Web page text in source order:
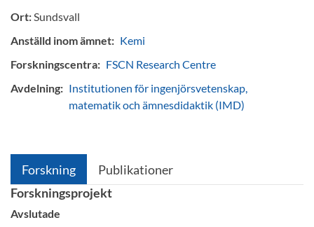
Ort:Sundsvall
Anställd inom ämnet: Kemi
Forskningscentra: FSCN Research Centre
Avdelning: Institutionen för ingenjörsvetenskap,
matematik och ämnesdidaktik (IMD)
Forskning
Publikationer
Forskningsprojekt
Avslutade